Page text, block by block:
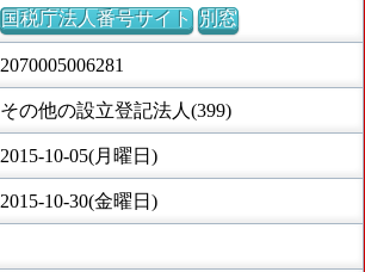
国税庁法人番号サイト 別窓
2070005006281
その他の設立登記法人(399)
2015-10-05(月曜日)
2015-10-30(金曜日)